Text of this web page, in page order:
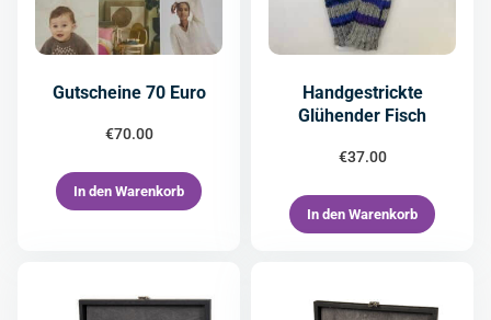
Gutscheine 70 Euro
€70.00
In den Warenkorb
Handgestrickte
Glühender Fisch
€37.00
In den Warenkorb